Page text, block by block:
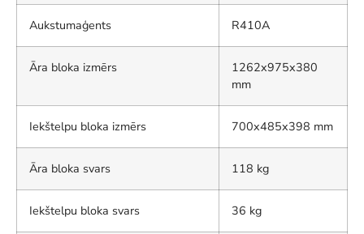
Aukstumaģents R410A
Āra bloka izmērs
1262x975x380
mm
Iekštelpu bloka izmērs 700x485x398 mm
Āra bloka svars 118 kg
Iekštelpu bloka svars 36 kg